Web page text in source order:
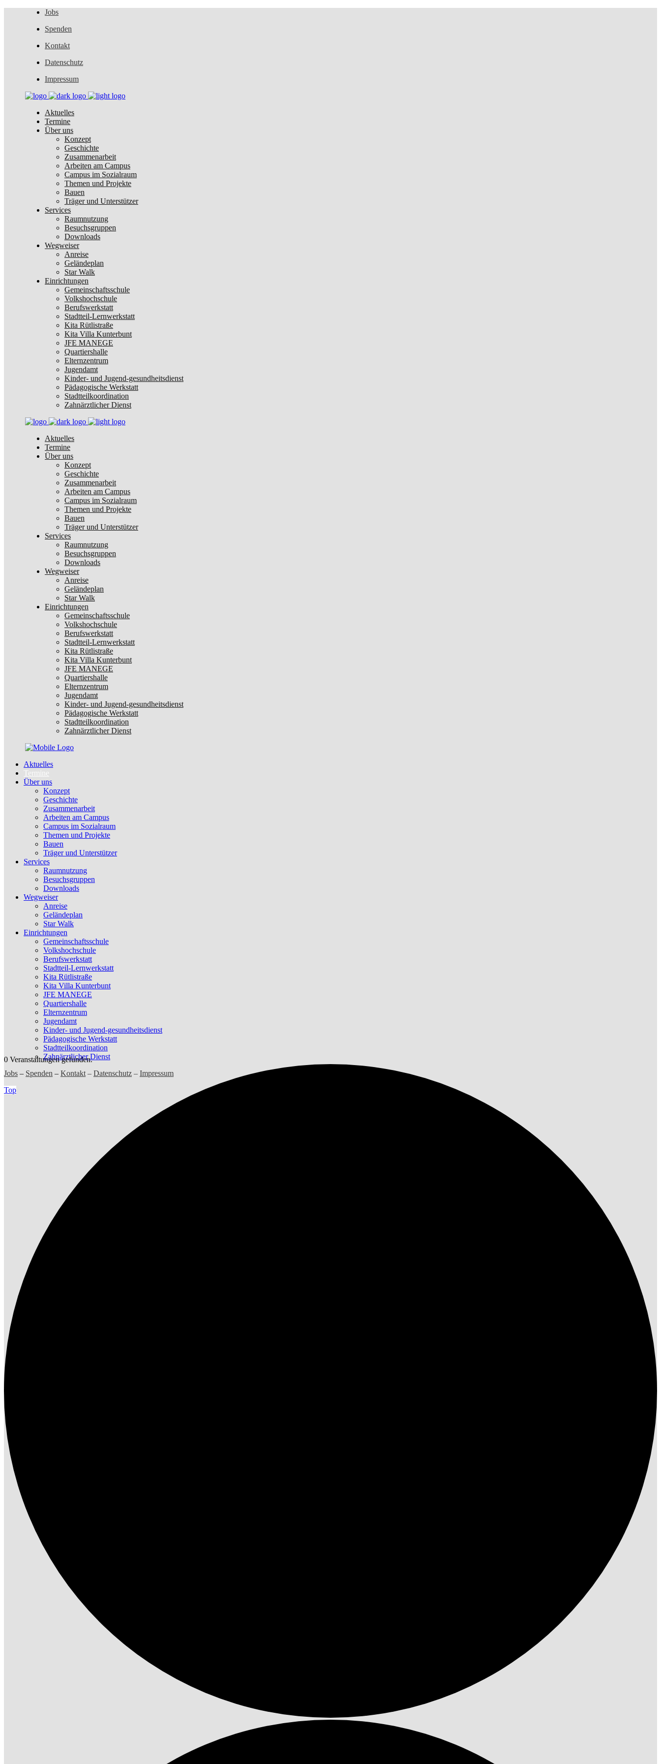
Jobs
Spenden
Kontakt
Datenschutz
Impressum
Aktuelles
Termine
Über uns
Konzept
Geschichte
Zusammenarbeit
Arbeiten am Campus
Campus im Sozialraum
Themen und Projekte
Bauen
Träger und Unterstützer
Services
Raumnutzung
Besuchsgruppen
Downloads
Wegweiser
Anreise
Geländeplan
Star Walk
Einrichtungen
Gemeinschaftsschule
Volkshochschule
Berufswerkstatt
Stadtteil-Lernwerkstatt
Kita Rütlistraße
Kita Villa Kunterbunt
JFE MANEGE
Quartiershalle
Elternzentrum
Jugendamt
Kinder- und Jugend-gesundheitsdienst
Pädagogische Werkstatt
Stadtteilkoordination
Zahnärztlicher Dienst
Aktuelles
Termine
Über uns
Konzept
Geschichte
Zusammenarbeit
Arbeiten am Campus
Campus im Sozialraum
Themen und Projekte
Bauen
Träger und Unterstützer
Services
Raumnutzung
Besuchsgruppen
Downloads
Wegweiser
Anreise
Geländeplan
Star Walk
Einrichtungen
Gemeinschaftsschule
Volkshochschule
Berufswerkstatt
Stadtteil-Lernwerkstatt
Kita Rütlistraße
Kita Villa Kunterbunt
JFE MANEGE
Quartiershalle
Elternzentrum
Jugendamt
Kinder- und Jugend-gesundheitsdienst
Pädagogische Werkstatt
Stadtteilkoordination
Zahnärztlicher Dienst
Aktuelles
Termine
Über uns
Konzept
Geschichte
Zusammenarbeit
Arbeiten am Campus
Campus im Sozialraum
Themen und Projekte
Bauen
Träger und Unterstützer
Services
Raumnutzung
Besuchsgruppen
Downloads
Wegweiser
Anreise
Geländeplan
Star Walk
Einrichtungen
Gemeinschaftsschule
Volkshochschule
Berufswerkstatt
Stadtteil-Lernwerkstatt
Kita Rütlistraße
Kita Villa Kunterbunt
JFE MANEGE
Quartiershalle
Elternzentrum
Jugendamt
Kinder- und Jugend-gesundheitsdienst
Pädagogische Werkstatt
Stadtteilkoordination
Zahnärztlicher Dienst
Jobs – Spenden – Kontakt – Datenschutz – Impressum
Top
0 Veranstaltungen gefunden.